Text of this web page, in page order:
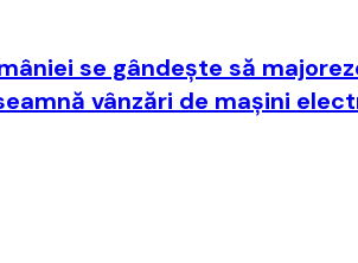
se gândeşte să
vânzări de maşini